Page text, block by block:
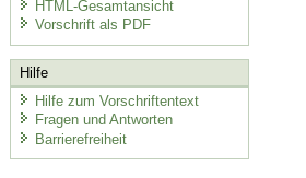
HTML-Gesamtansicht
Vorschrift als PDF
Hilfe
Hilfe zum Vorschriftentext
Fragen und Antworten
Barrierefreiheit